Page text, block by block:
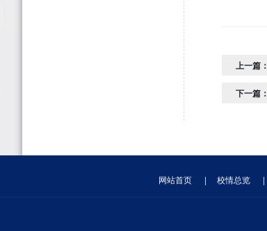
上一篇：
下一篇：
网站首页 | 校情总览 |